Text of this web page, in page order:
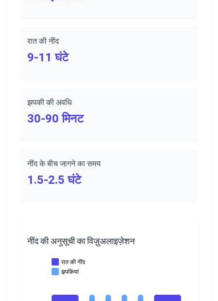
रात की नींद
9-11 घंटे
झपकी की अवधि
30-90 मिनट
नींद के बीच जागने का समय
1.5-2.5 घंटे
नींद की अनुसूची का विज़ुअलाइज़ेशन
रात की नींद
झपकियां